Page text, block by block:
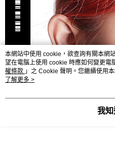
本網站中使用 cookie，欲查詢有關本網
望在電腦上使用 cookie 時應如何變更電
權條款 」之 Cookie 聲明。您繼續使用
用條款之 Cookie 聲明使用 cookie。
了解更多 >
我知